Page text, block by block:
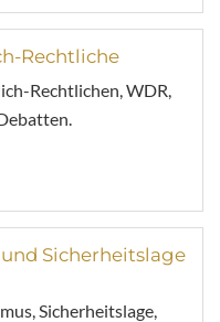
Rechtliche
Rechtlichen, WDR,
Sicherheitslage
Sicherheitslage,